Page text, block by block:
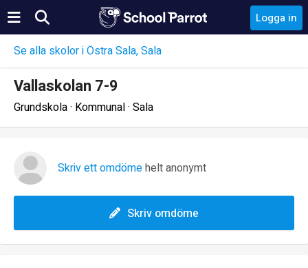
Logga in
Se alla skolor i Östra Sala, Sala
Vallaskolan 7-9
Grundskola · Kommunal · Sala
Skriv ett omdömehelt anonymt
Skriv omdöme